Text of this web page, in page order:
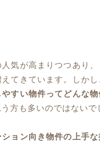
気が高まりつつあり
てきています。しか
やすい物件ってどんな
方も多いのではないで
ション向き物件の上手